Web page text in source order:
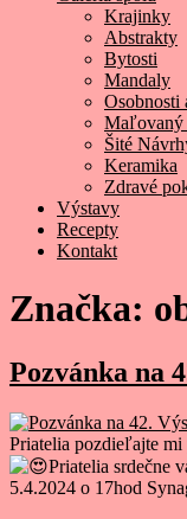
Krajinky
Abstrakty
Bytosti
Mandaly
Osobnosti
Maľovaný
Šité
Keramika
Zdravé
Výstavy
Recepty
Kontakt
Značka:
Pozvánka na
Priatelia pozdieľajte
Priatelia srdečne
5.4.2024 o 17hod